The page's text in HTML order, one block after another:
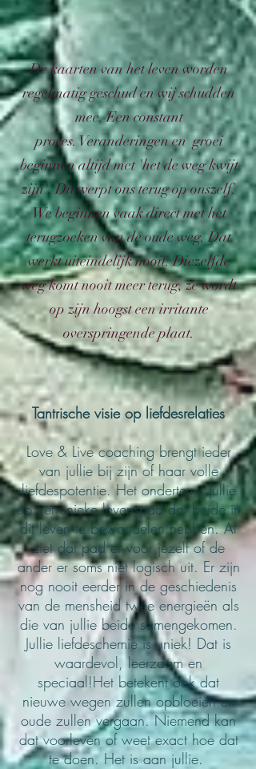
De kaarten van het leven worden
regelmatig geschud en wij schudden
mee. Een constant
proces. Veranderingen en groei
beginnen altijd met 'het de weg kwijt
zijn'. Dit werpt ons terug op onszelf.
We beginnen vaak direct met het
terugzoeken van de oude weg. Dat
werkt uiteindelijk nooit. Diezelfde
weg komt nooit meer terug, ze wordt
op zijn hoogst een irritante
overspringende plaat.
Tantrische visie op liefdesrelaties
Love & Live coaching brengt ieder
van jullie bij zijn of haar volle
liefdespotentie. Het onderteunt jullie
op het unieke levenspad dat beide in
dit leven te bewandelen hebben. Al
ziet dat pad er voor jezelf of de
ander er soms niet logisch uit. Er zijn
nog nooit eerder in de geschiedenis
van de mensheid twee energieën als
die van jullie beide samengekomen.
Jullie liefdeschemie is uniek! Dat is
waardevol, leerzaam en
speciaal!Het betekent ook dat
nieuwe wegen zullen opbloeien en
oude zullen vergaan. Niemend kan
dat voorleven of weet exact hoe dat
te doen. Het is aan jullie.